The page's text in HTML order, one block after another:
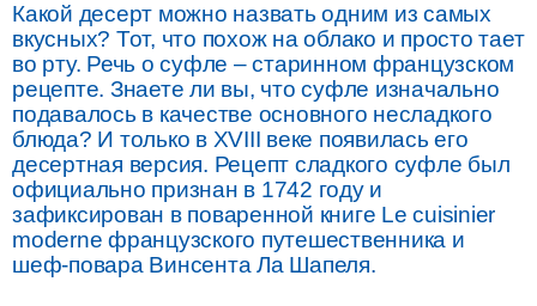
Какой десерт можно назвать одним из самых
вкусных? Тот, что похож на облако и просто тает
во рту. Речь о суфле – старинном французском
рецепте. Знаете ли вы, что суфле изначально
подавалось в качестве основного несладкого
блюда? И только в XVIII веке появилась его
десертная версия. Рецепт сладкого суфле был
официально признан в 1742 году и
зафиксирован в поваренной книге Le cuisinier
moderne французского путешественника и
шеф-повара Винсента Ла Шапеля.